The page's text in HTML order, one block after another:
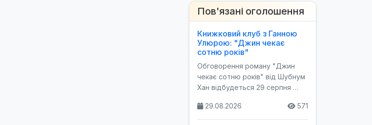
Пов'язані оголошення
Книжковий клуб з Ганною
Улюрою: "Джин чекає
сотню років"
Обговорення роману "Джин
чекає сотню років" від Шубнум
Хан відбудеться 29 серпня …
29.08.2026 571